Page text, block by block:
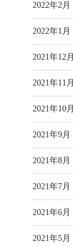
2022年2月
2022年1月
2021年12月
2021年11月
2021年10月
2021年9月
2021年8月
2021年7月
2021年6月
2021年5月